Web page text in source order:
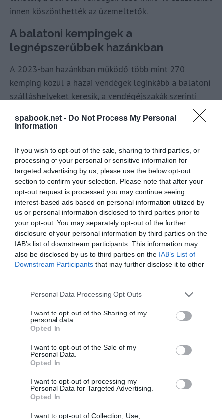
spabook.net - Do Not Process My Personal
Information
If you wish to opt-out of the sale, sharing to third parties, or
processing of your personal or sensitive information for
targeted advertising by us, please use the below opt-out
section to confirm your selection. Please note that after your
opt-out request is processed you may continue seeing
interest-based ads based on personal information utilized by
us or personal information disclosed to third parties prior to
your opt-out. You may separately opt-out of the further
disclosure of your personal information by third parties on the
IAB’s list of downstream participants. This information may
also be disclosed by us to third parties on the IAB’s List of
Downstream Participants that may further disclose it to other
Please note that this website/app uses one or more Google
not limited to your visit or usage behaviour. You may click to
grant or deny consent to Google and its third-party tags to
use your data for below specified purposes in below Google
consent section.
Personal Data Processing Opt Outs
I want to opt-out of the Sharing of my
personal data.
Opted In
I want to opt-out of the Sale of my
Personal Data.
Opted In
I want to opt-out of processing my
Personal Data for Targeted Advertising.
Opted In
I want to opt-out of Collection, Use,
innen köszönthették az üzemeltetők.
A balatoni kempingek a
legnépszerűbbek hazánkban
A 2023-ban hazánkban működő több mint 270
kemping közül a hazai vendégek leginkább a balatoni
szálláshelyeket keresik, a vendégéjszakák szerinti
települési rangsor első tíz helyéből nyolc fekszik a
magyar tenger partján, közülük is Siófok, Zamárdi
„A kempingezés az utóbbi években egyre kedveltebb nyaralási
formává vált hazánkban is. Jól mutatja ezt, hogy míg 2020-
ban 1,1 millió vendégéjszakát töltöttek az utazók
kempingekben, 2023-ra ez a szám már megközelítette a
kétmilliót. Magyarország kiváló lehetőségekkel rendelkezik
ebben a turisztikai szegmensben is, hiszen a színvonalas
mobilházaktól a lakókocsikon és lakóautókon keresztül a
sátorhelyekig változatos lehetőségek közül válogathatnak a
hazai kempingekbe látogatók. A természet közelsége és a
fenntarthatóság pedig olyan hívószavak, amelyek egyre
inkább meghatározóak a turizmusban is, így fontos kiemelt
– idézik a közleményben Könnyid Lászlót, a MTÜ vezérigazgatóját.
Felhívásában az UNWTO hangsúlyozta,
június 29-e
Pál apostol névnapja, aki mesterségét tekintve
sátorkészítő volt,
így sikeresen testesíti meg a kempingezőkre jellemző
rugalmasságot, a természet iránti mély